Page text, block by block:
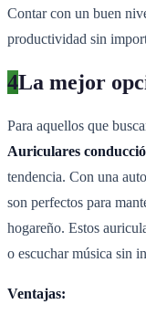
Contar con un buen
productividad sin
4La mejor
Para aquellos que
Auriculares
tendencia. Con una
son perfectos para
hogareño. Estos
o escuchar música sin
Ventajas: